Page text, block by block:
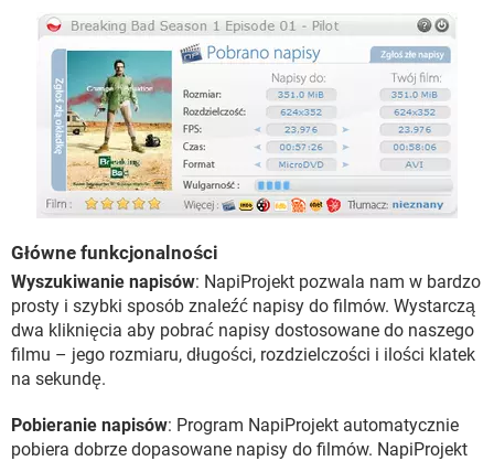
Główne funkcjonalności
Wyszukiwanie napisów: NapiProjekt pozwala nam w bardzo
prosty i szybki sposób znaleźć napisy do filmów. Wystarczą
dwa kliknięcia aby pobrać napisy dostosowane do naszego
filmu – jego rozmiaru, długości, rozdzielczości i ilości klatek
na sekundę.
Pobieranie napisów: Program NapiProjekt automatycznie
pobiera dobrze dopasowane napisy do filmów. NapiProjekt